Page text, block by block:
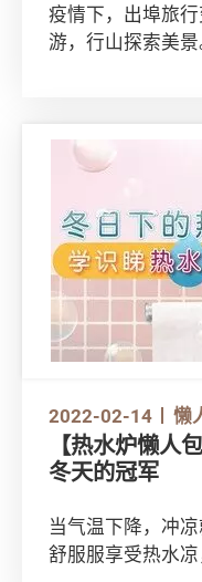
疫情下，出埠旅
游，行山探索美
2022-02-14 懒
【热水炉懒
冬天的冠军
当气温下降，冲
舒服服享受热水